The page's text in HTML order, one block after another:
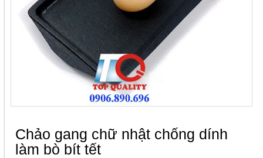
Chảo gang chữ nhật chống dính
làm bò bít tết